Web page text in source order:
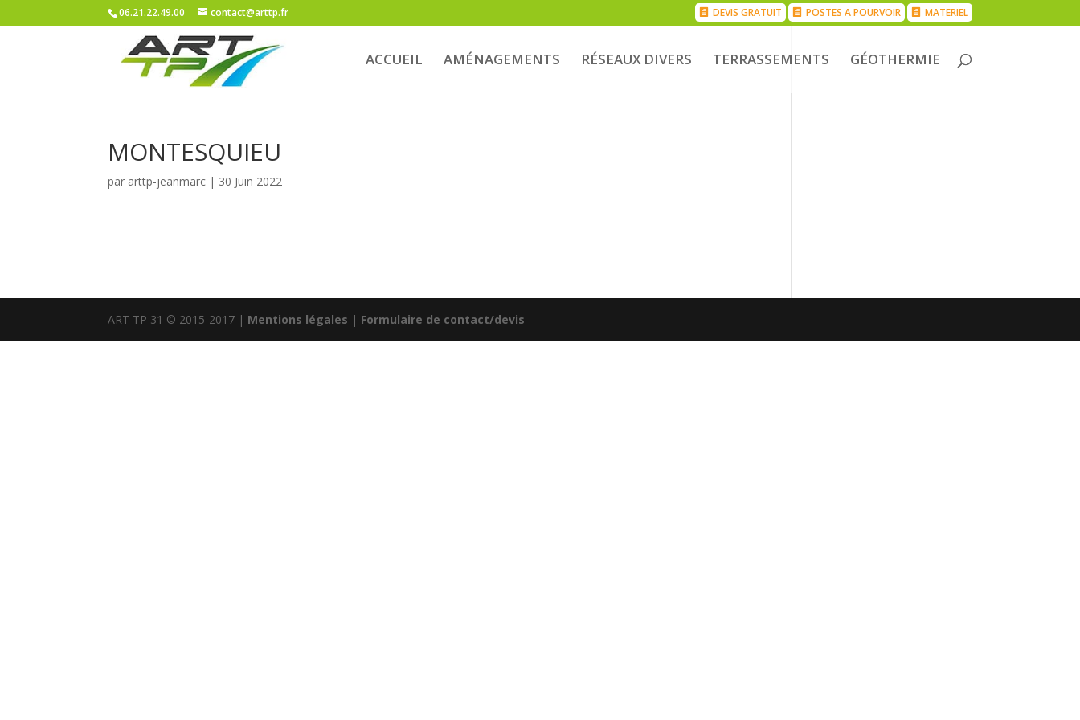
06.21.22.49.00 contact@arttp.fr DEVIS GRATUIT POSTES A POURVOIR MATERIEL
ACCUEIL AMÉNAGEMENTS RÉSEAUX DIVERS TERRASSEMENTS GÉOTHERMIE
MONTESQUIEU
par arttp-jeanmarc | 30 Juin 2022
ART TP 31 © 2015-2017 | Mentions légales | Formulaire de contact/devis